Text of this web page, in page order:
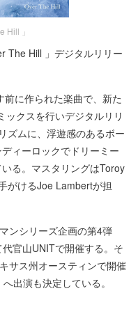
Hill 」
The Hill 」デジタルリリー
に作られた楽曲で、新た
ックスを行いデジタルリリ
ズムに、浮遊感のあるボー
ィーロックでドリーミー
る。マスタリングはToroy
がけるJoe Lambertが担
ンシリーズ企画の第4弾
官山UNITで開催する。そ
サス州オースティンで開催
出演も決定している。